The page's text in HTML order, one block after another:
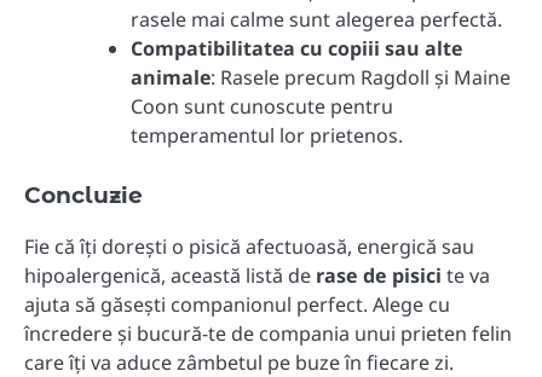
rasele mai calme sunt alegerea perfectă.
Compatibilitatea cu copiii sau alte
animale: Rasele precum Ragdoll și Maine
Coon sunt cunoscute pentru
temperamentul lor prietenos.
Concluzie
Fie că îți dorești o pisică afectuoasă, energică sau
hipoalergenică, această listă de rase de pisici te va
ajuta să găsești companionul perfect. Alege cu
încredere și bucură-te de compania unui prieten felin
care îți va aduce zâmbetul pe buze în fiecare zi.